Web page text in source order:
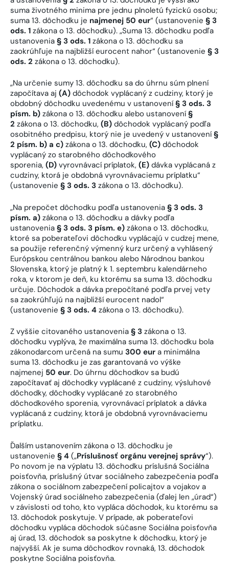
suma životného minima pre jednu plnoletú fyzickú osobu;
suma 13. dôchodku je najmenej 50 eur“ (ustanovenie § 3
ods. 1 zákona o 13. dôchodku). „Suma 13. dôchodku podľa
ustanovenia § 3 ods. 1 zákona o 13. dôchodku sa
zaokrúhľuje na najbližší eurocent nahor“ (ustanovenie § 3
ods. 2 zákona o 13. dôchodku).
„Na určenie sumy 13. dôchodku sa do úhrnu súm plnení
započítava aj (A) dôchodok vyplácaný z cudziny, ktorý je
obdobný dôchodku uvedenému v ustanovení§ 3 ods. 3
písm. b) zákona o 13. dôchodku alebo ustanovení§
2 zákona o 13. dôchodku, (B) dôchodok vyplácaný podľa
osobitného predpisu, ktorý nie je uvedený v ustanovení§
2 písm. b) a c) zákona o 13. dôchodku, (C) dôchodok
vyplácaný zo starobného dôchodkového
sporenia, (D) vyrovnávací príplatok, (E) dávka vyplácaná z
cudziny, ktorá je obdobná vyrovnávaciemu príplatku“
(ustanovenie § 3 ods. 3 zákona o 13. dôchodku).
„Na prepočet dôchodku podľa ustanovenia § 3 ods. 3
písm. a) zákona o 13. dôchodku a dávky podľa
ustanovenia § 3 ods. 3 písm. e) zákona o 13. dôchodku,
ktoré sa poberateľovi dôchodku vyplácajú v cudzej mene,
sa použije referenčný výmenný kurz určený a vyhlásený
Európskou centrálnou bankou alebo Národnou bankou
Slovenska, ktorý je platný k 1. septembru kalendárneho
roka, v ktorom je deň, ku ktorému sa suma 13. dôchodku
určuje. Dôchodok a dávka prepočítané podľa prvej vety
sa zaokrúhľujú na najbližší eurocent nadol“
(ustanovenie § 3 ods. 4 zákona o 13. dôchodku).
Z vyššie citovaného ustanovenia § 3 zákona o 13.
dôchodku vyplýva, že maximálna suma 13. dôchodku bola
zákonodarcom určená na sumu 300 eur a minimálna
suma 13. dôchodku je zas garantovaná vo výške
najmenej 50 eur. Do úhrnu dôchodkov sa budú
započítavať aj dôchodky vyplácané z cudziny, výsluhové
dôchodky, dôchodky vyplácané zo starobného
dôchodkového sporenia, vyrovnávací príplatok a dávka
vyplácaná z cudziny, ktorá je obdobná vyrovnávaciemu
príplatku.
Ďalším ustanovením zákona o 13. dôchodku je
ustanovenie § 4 („Príslušnosť orgánu verejnej správy“).
Po novom je na výplatu 13. dôchodku príslušná Sociálna
poisťovňa, príslušný útvar sociálneho zabezpečenia podľa
zákona o sociálnom zabezpečení policajtov a vojakov a
Vojenský úrad sociálneho zabezpečenia (ďalej len „úrad“)
v závislosti od toho, kto vypláca dôchodok, ku ktorému sa
13. dôchodok poskytuje. V prípade, ak poberateľovi
dôchodku vypláca dôchodok súčasne Sociálna poisťovňa
aj úrad, 13. dôchodok sa poskytne k dôchodku, ktorý je
najvyšší. Ak je suma dôchodkov rovnaká, 13. dôchodok
poskytne Sociálna poisťovňa.